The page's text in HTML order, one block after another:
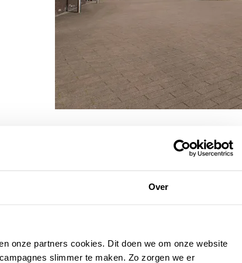
Over
onze partners cookies. Dit doen we om onze website
slimmer te maken. Zo zorgen we er